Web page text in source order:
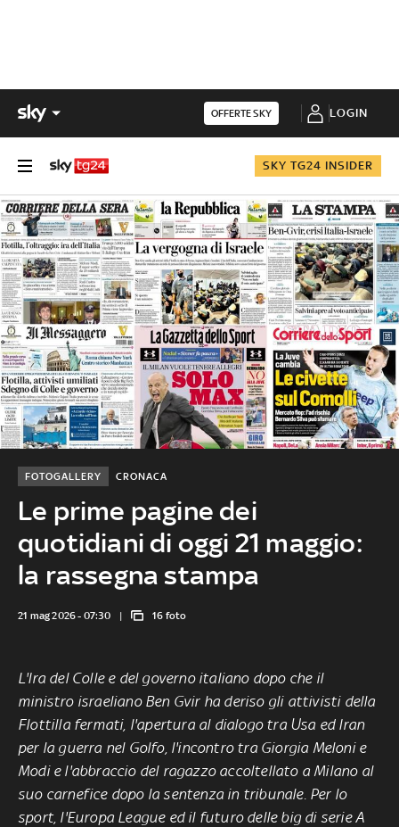
OFFERTE SKY LOGIN
SKY TG24 INSIDER
Le prime pagine dei
quotidiani di oggi 21 maggio:
la rassegna stampa
CRONACA
FOTOGALLERY
21 mag 2026 - 07:30 16 foto
L'Ira del Colle e del governo italiano dopo che il
ministro israeliano Ben Gvir ha deriso gli attivisti della
Flottilla fermati, l'apertura al dialogo tra Usa ed Iran
per la guerra nel Golfo, l'incontro tra Giorgia Meloni e
Modi e l'abbraccio del ragazzo accoltellato a Milano al
suo carnefice dopo la sentenza in tribunale. Per lo
sport, l'Europa League ed il futuro delle big di serie A